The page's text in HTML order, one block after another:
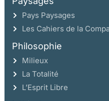
Pays Paysages
Les Cahiers de la
Philosophie
Milieux
La Totalité
L’Esprit Libre